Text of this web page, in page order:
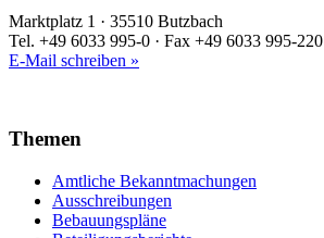
Marktplatz 1 · 35510 Butzbach
Tel. +49 6033 995-0 · Fax +49 6033 995-220
E-Mail schreiben »
Themen
Amtliche Bekanntmachungen
Ausschreibungen
Bebauungspläne